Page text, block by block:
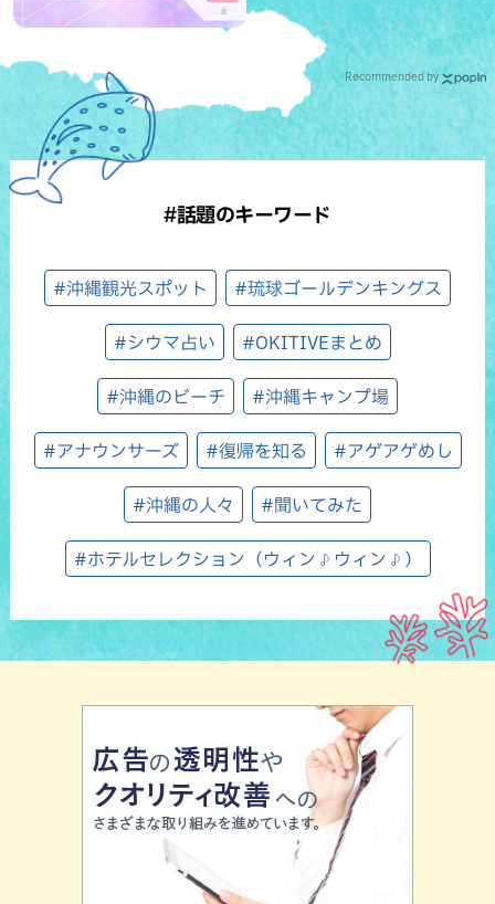
Recommended by
#話題のキーワード
#沖縄観光スポット #琉球ゴールデンキングス
#シウマ占い #OKITIVEまとめ
#沖縄のビーチ #沖縄キャンプ場
#アナウンサーズ #復帰を知る #アゲアゲめし
#沖縄の人々 #聞いてみた
#ホテルセレクション（ウィン♪ウィン♪）